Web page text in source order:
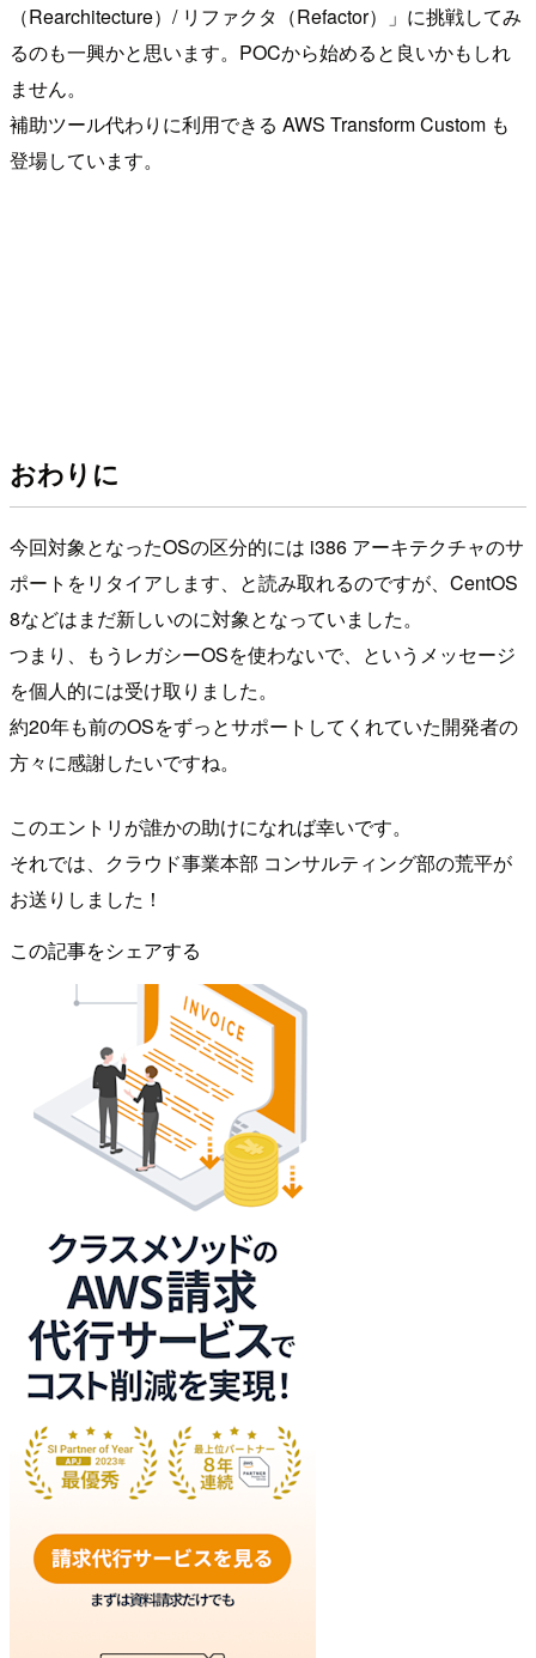
（Rearchitecture）/ リファクタ（Refactor）」に挑戦してみ
るのも一興かと思います。POCから始めると良いかもしれ
ません。
補助ツール代わりに利用できる AWS Transform Custom も
登場しています。
おわりに
今回対象となったOSの区分的には i386 アーキテクチャのサ
ポートをリタイアします、と読み取れるのですが、CentOS
8などはまだ新しいのに対象となっていました。
つまり、もうレガシーOSを使わないで、というメッセージ
を個人的には受け取りました。
約20年も前のOSをずっとサポートしてくれていた開発者の
方々に感謝したいですね。
このエントリが誰かの助けになれば幸いです。
それでは、クラウド事業本部 コンサルティング部の荒平が
お送りしました！
この記事をシェアする